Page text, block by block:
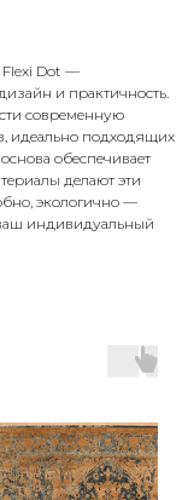
Flexi Dot —
и практичность.
современную
идеально подходящих
обеспечивает
делают эти
экологично —
индивидуальный